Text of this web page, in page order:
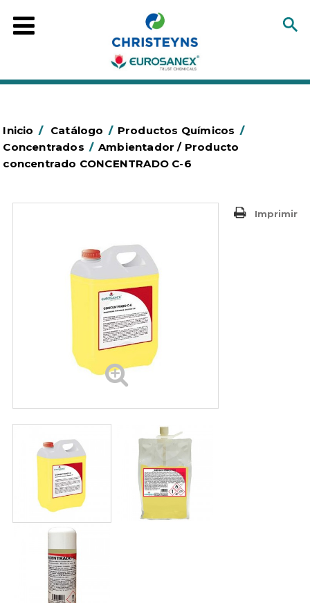
Inicio / Catálogo / Productos Químicos /
Concentrados / Ambientador / Producto
concentrado CONCENTRADO C-6
Imprimir